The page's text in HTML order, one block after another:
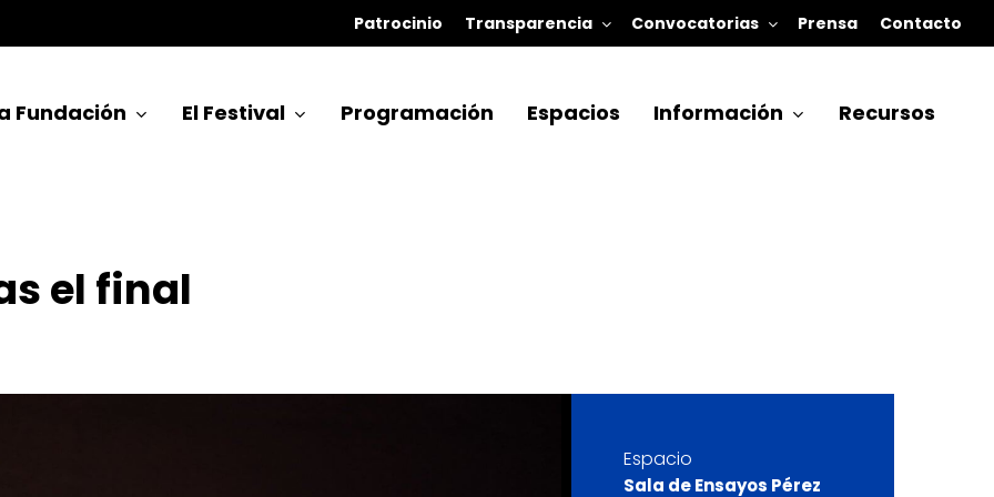
Patrocinio Transparencia Convocatorias Prensa Contacto
Fundación El Festival Programación Espacios Información Recursos
el final
Espacio
Sala de Ensayos Pérez